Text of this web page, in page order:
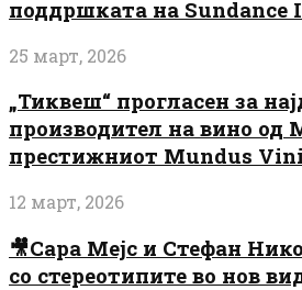
поддршката на Sundance
25 март, 2026
„Тиквеш“ прогласен за
производител на вино од
престижниот Mundus Vini
12 март, 2026
🎥Сара Мејс и Стефан
со стереотипите во нов